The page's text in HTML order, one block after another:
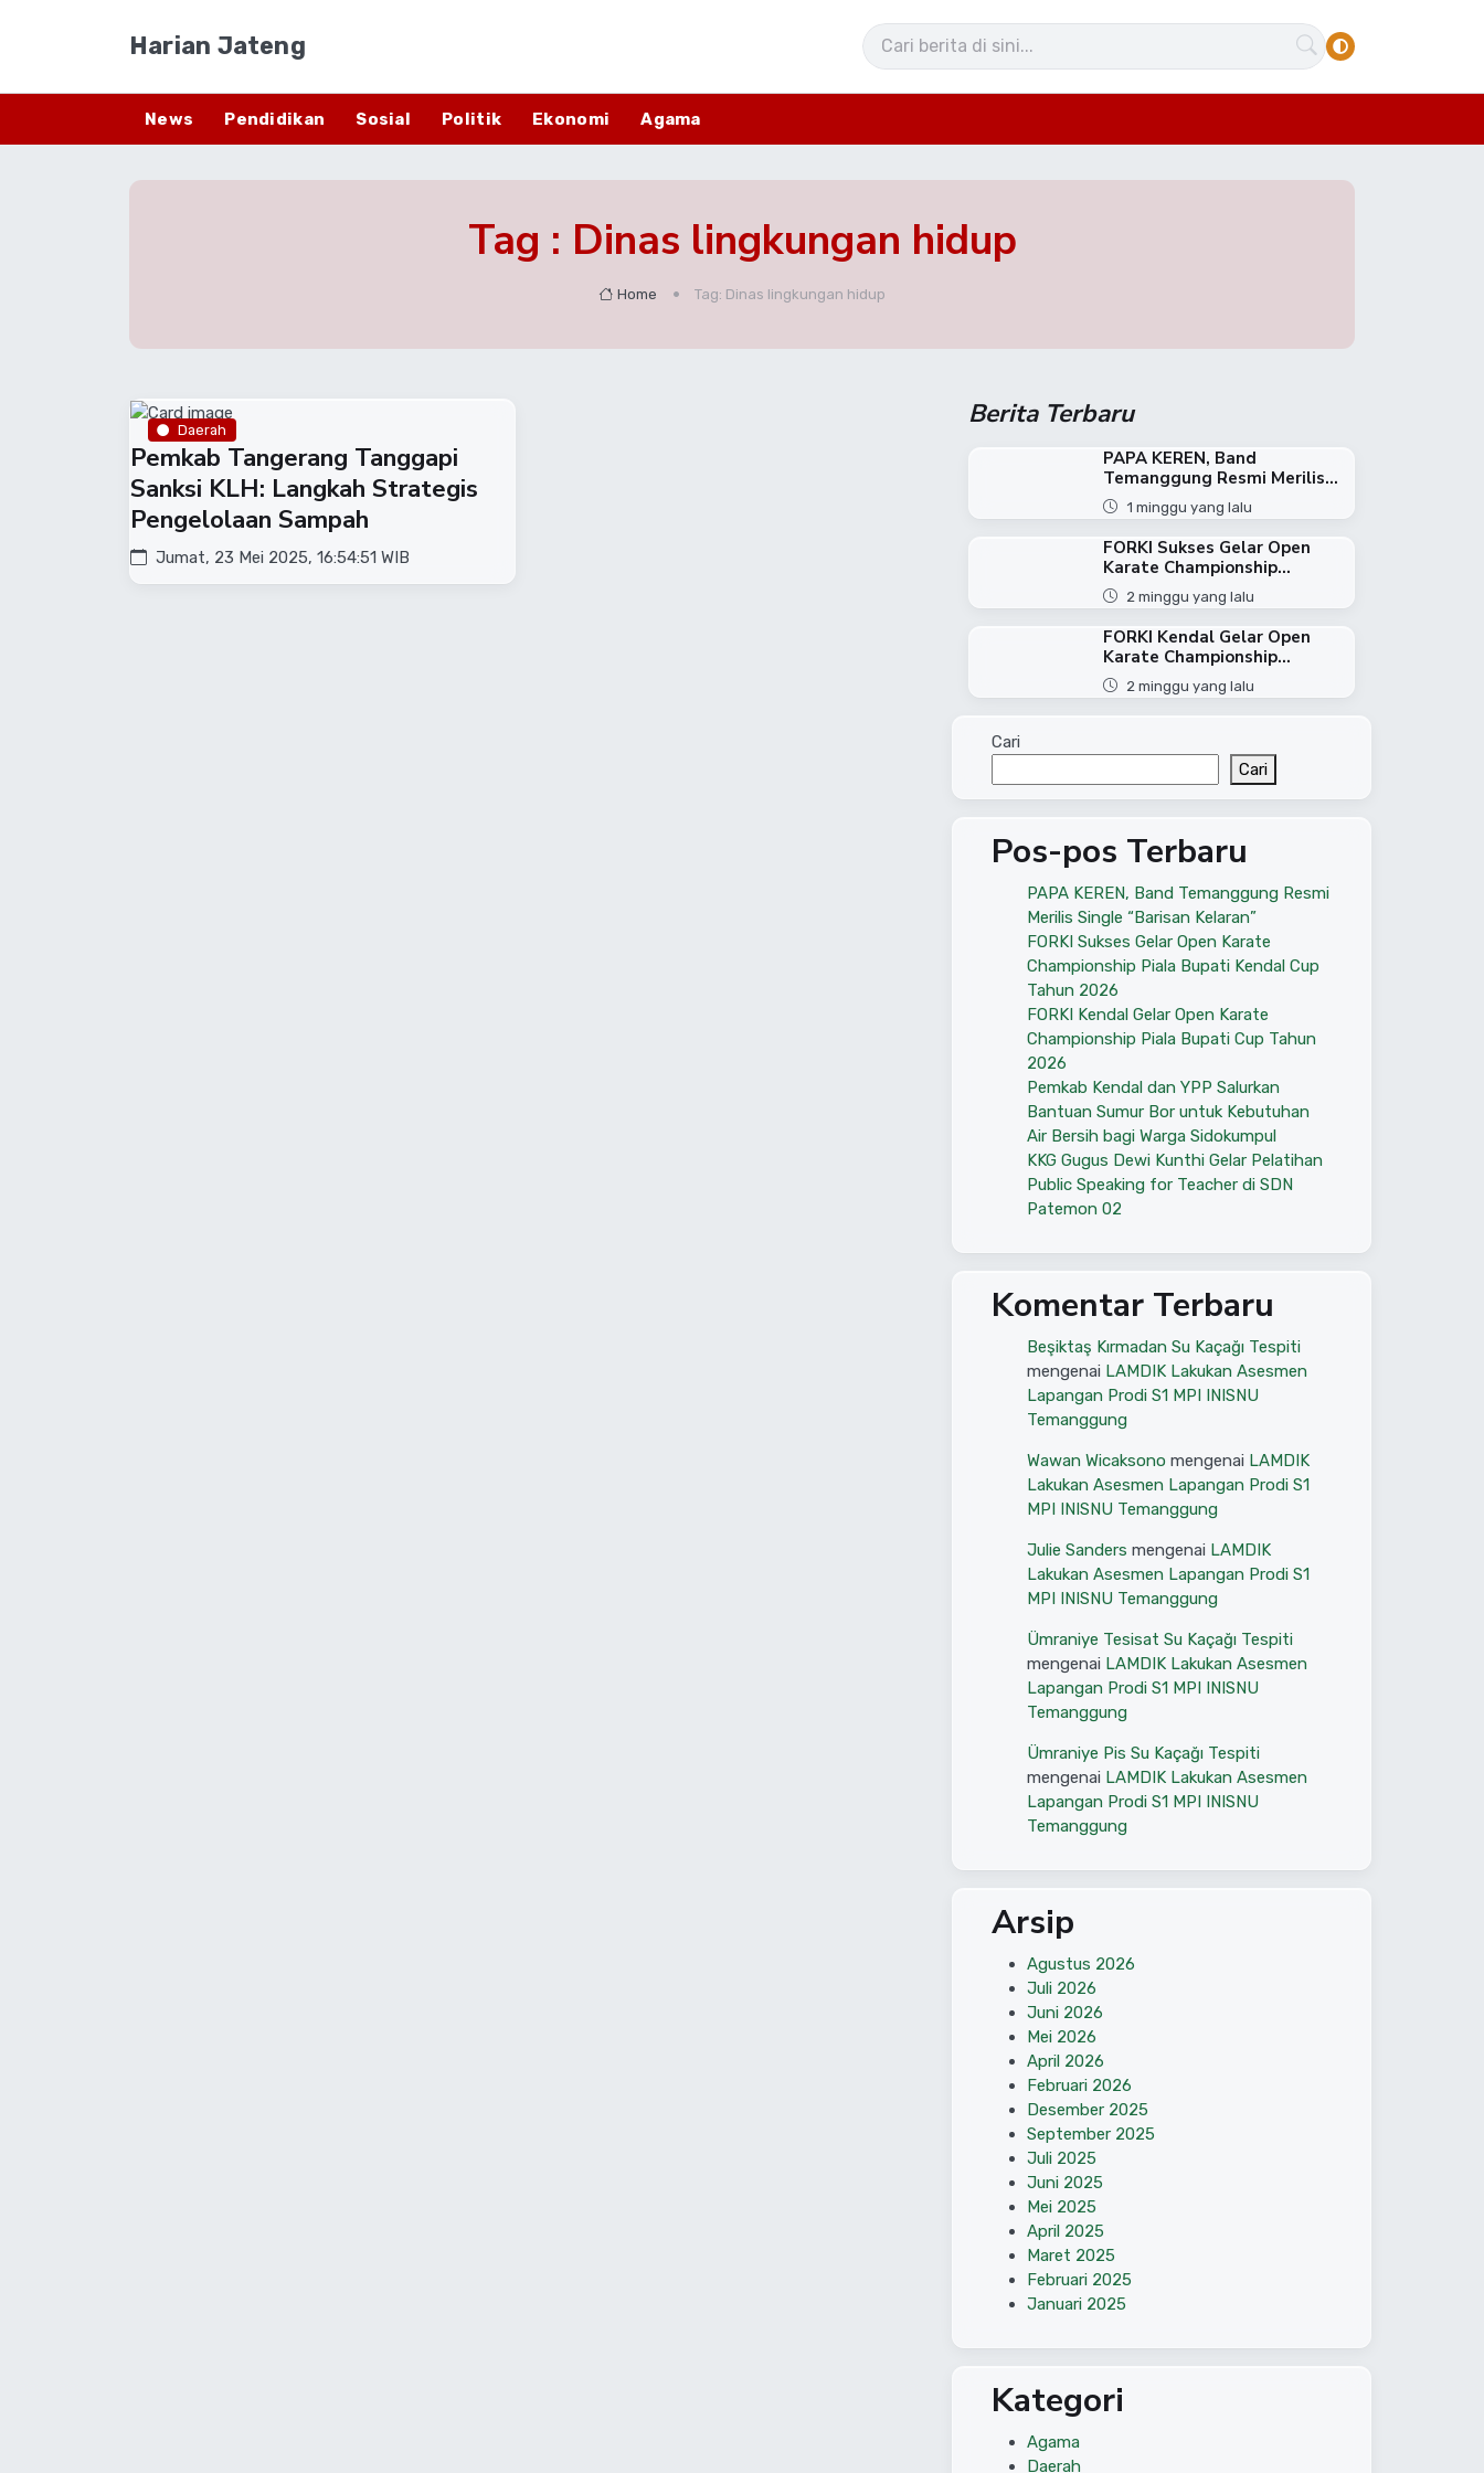
Harian Jateng
News Pendidikan Sosial Politik Ekonomi Agama
Tag : Dinas lingkungan hidup
Home Tag: Dinas lingkungan hidup
Daerah
Pemkab Tangerang Tanggapi
Sanksi KLH: Langkah Strategis
Pengelolaan Sampah
Jumat, 23 Mei 2025, 16:54:51 WIB
Berita Terbaru
PAPA KEREN, Band
Temanggung Resmi Merilis...
1 minggu yang lalu
FORKI Sukses Gelar Open
Karate Championship...
2 minggu yang lalu
FORKI Kendal Gelar Open
Karate Championship...
2 minggu yang lalu
Cari
Cari
Pos-pos Terbaru
PAPA KEREN, Band Temanggung Resmi
Merilis Single “Barisan Kelaran”
FORKI Sukses Gelar Open Karate
Championship Piala Bupati Kendal Cup
Tahun 2026
FORKI Kendal Gelar Open Karate
Championship Piala Bupati Cup Tahun
2026
Pemkab Kendal dan YPP Salurkan
Bantuan Sumur Bor untuk Kebutuhan
Air Bersih bagi Warga Sidokumpul
KKG Gugus Dewi Kunthi Gelar Pelatihan
Public Speaking for Teacher di SDN
Patemon 02
Komentar Terbaru
Beşiktaş Kırmadan Su Kaçağı Tespiti
mengenai LAMDIK Lakukan Asesmen
Lapangan Prodi S1 MPI INISNU
Temanggung
Wawan Wicaksono mengenai LAMDIK
Lakukan Asesmen Lapangan Prodi S1
MPI INISNU Temanggung
Julie Sanders mengenai LAMDIK
Lakukan Asesmen Lapangan Prodi S1
MPI INISNU Temanggung
Ümraniye Tesisat Su Kaçağı Tespiti
mengenai LAMDIK Lakukan Asesmen
Lapangan Prodi S1 MPI INISNU
Temanggung
Ümraniye Pis Su Kaçağı Tespiti
mengenai LAMDIK Lakukan Asesmen
Lapangan Prodi S1 MPI INISNU
Temanggung
Arsip
Agustus 2026
Juli 2026
Juni 2026
Mei 2026
April 2026
Februari 2026
Desember 2025
September 2025
Juli 2025
Juni 2025
Mei 2025
April 2025
Maret 2025
Februari 2025
Januari 2025
Kategori
Agama
Daerah